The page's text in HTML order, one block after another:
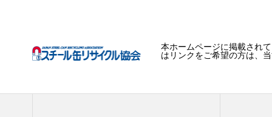
本ホームページに掲載され
はリンクをご希望の方は、